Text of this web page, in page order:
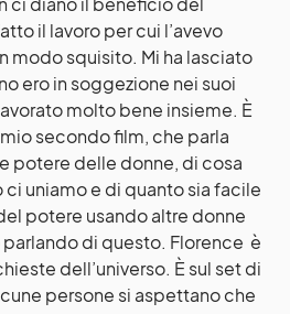
il lavoro per cui l’avevo
modo squisito. Mi ha lasciato
ero in soggezione nei suoi
molto bene insieme. È
secondo film, che parla
potere delle donne, di cosa
uniamo e di quanto sia facile
potere usando altre donne
di questo. Florence è
dell’universo. È sul set di
persone si aspettano che